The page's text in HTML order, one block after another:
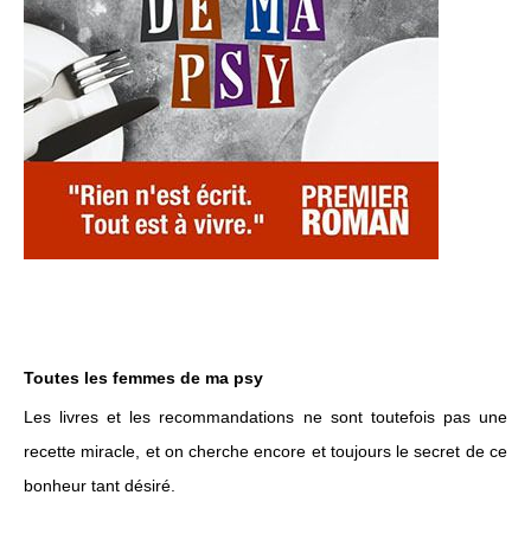
Toutes les femmes de ma psy
Les livres et les recommandations ne sont toutefois pas une
recette miracle, et on cherche encore et toujours le secret de ce
bonheur tant désiré.